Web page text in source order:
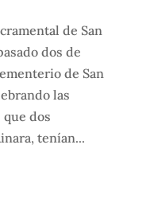
de San
dos de
de San
las
dos
tenían...